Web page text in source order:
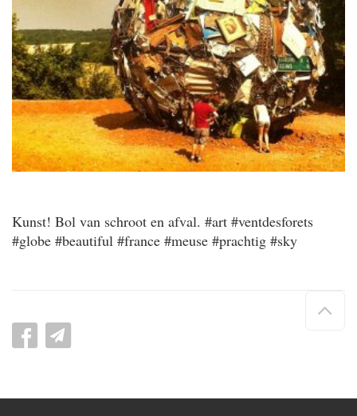
Kunst! Bol van schroot en afval. #art #ventdesforets
#globe #beautiful #france #meuse #prachtig #sky
de